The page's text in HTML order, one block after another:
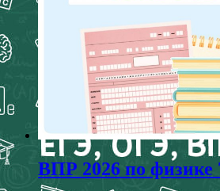
ВПР 2026 по физике